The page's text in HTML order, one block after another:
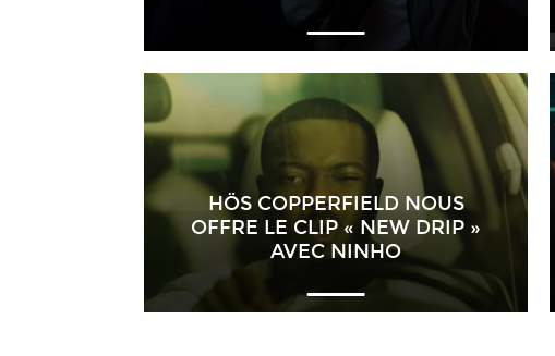
HÖS COPPERFIELD NOUS
OFFRE LE CLIP « NEW DRIP »
AVEC NINHO